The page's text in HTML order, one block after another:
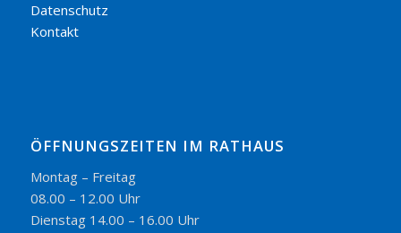
Datenschutz
Kontakt
ÖFFNUNGSZEITEN IM RATHAUS
Montag – Freitag
08.00 – 12.00 Uhr
Dienstag 14.00 – 16.00 Uhr